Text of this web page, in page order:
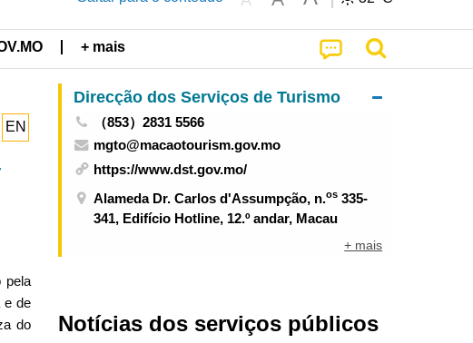
+ mais
EN
pela
e de
do
Direcção dos Serviços de Turismo
（853）2831 5566
mgto@macaotourism.gov.mo
https://www.dst.gov.mo/
Alameda Dr. Carlos d'Assumpção, n.os 335-
341, Edifício Hotline, 12.º andar, Macau
+ mais
Notícias dos serviços públicos